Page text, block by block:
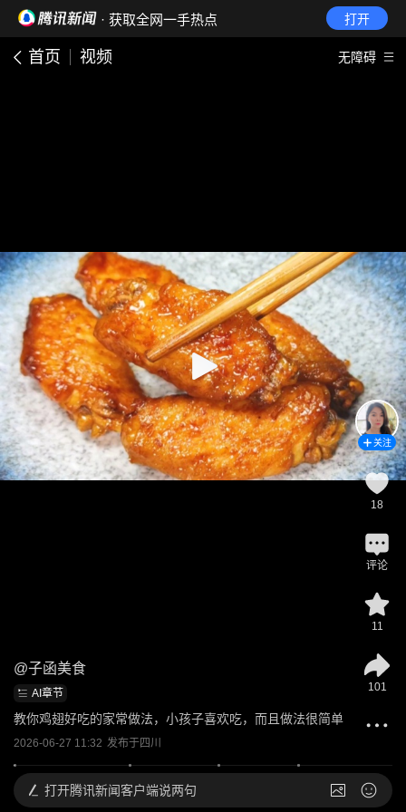
· 获取全网一手热点 打开
首页 视频 无障碍
@子函美食
AI章节
教你鸡翅好吃的家常做法，小孩子喜欢吃，而且做法很简单
2026-06-27 11:32 发布于四川
关注
18
评论
11
101
打开腾讯新闻客户端说两句